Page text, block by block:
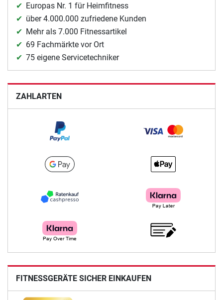
Europas Nr. 1 für Heimfitness
über 4.000.000 zufriedene Kunden
Mehr als 7.000 Fitnessartikel
69 Fachmärkte vor Ort
75 eigene Servicetechniker
ZAHLARTEN
FITNESSGERÄTE SICHER EINKAUFEN